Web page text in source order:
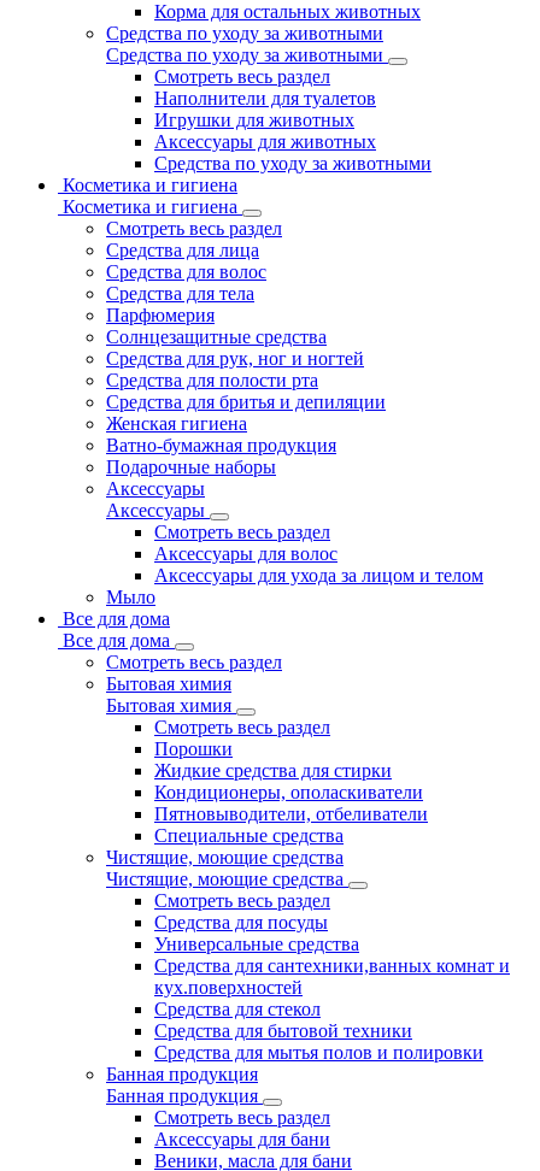
Корма для остальных животных
Средства по уходу за животными
Средства по уходу за животными
Смотреть весь раздел
Наполнители для туалетов
Игрушки для животных
Аксессуары для животных
Средства по уходу за животными
Косметика и гигиена
Косметика и гигиена
Смотреть весь раздел
Средства для лица
Средства для волос
Средства для тела
Парфюмерия
Солнцезащитные средства
Средства для рук, ног и ногтей
Средства для полости рта
Средства для бритья и депиляции
Женская гигиена
Ватно-бумажная продукция
Подарочные наборы
Аксессуары
Аксессуары
Смотреть весь раздел
Аксессуары для волос
Аксессуары для ухода за лицом и телом
Мыло
Все для дома
Все для дома
Смотреть весь раздел
Бытовая химия
Бытовая химия
Смотреть весь раздел
Порошки
Жидкие средства для стирки
Кондиционеры, ополаскиватели
Пятновыводители, отбеливатели
Специальные средства
Чистящие, моющие средства
Чистящие, моющие средства
Смотреть весь раздел
Средства для посуды
Универсальные средства
Средства для сантехники,ванных комнат и
кух.поверхностей
Средства для стекол
Средства для бытовой техники
Средства для мытья полов и полировки
Банная продукция
Банная продукция
Смотреть весь раздел
Аксессуары для бани
Веники, масла для бани